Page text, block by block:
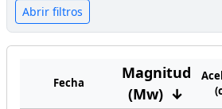
Abrir filtros
Fecha
Magnitud
(Mw) ↓